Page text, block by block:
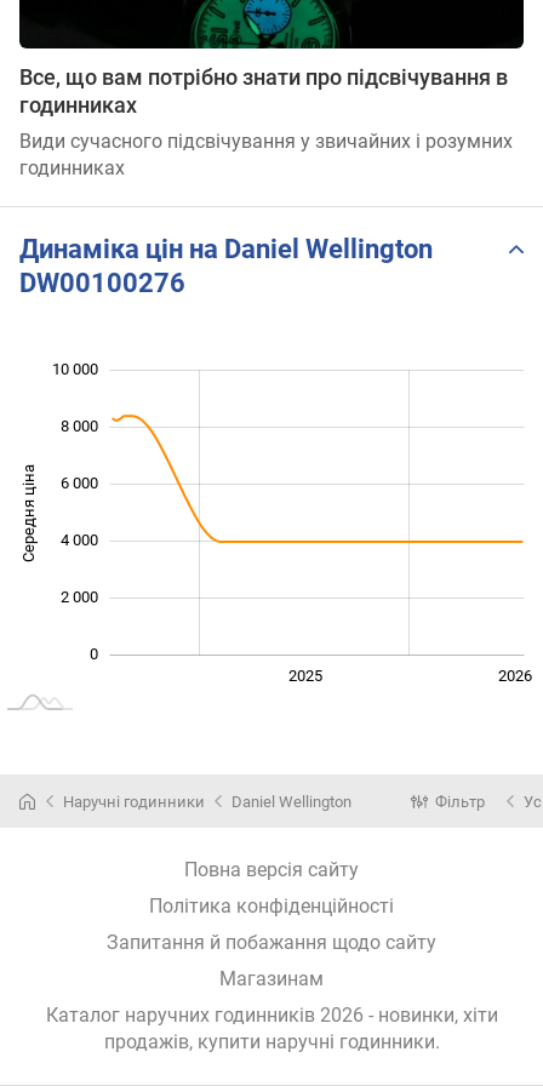
Все, що вам потрібно знати про підсвічування в
годинниках
Види сучасного підсвічування у звичайних і розумних
годинниках
Динаміка цін на Daniel Wellington
DW00100276
Середня ціна
0
2 000
4 000
6 000
8 000
10 000
2025 2026
Наручні годинники Daniel Wellington Фільтр
Повна версія сайту
Політика конфіденційності
Запитання й побажання щодо сайту
Магазинам
Каталог наручних годинників 2026 - новинки, хіти
продажів, купити наручні годинники.